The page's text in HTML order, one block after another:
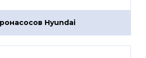
Hyundai